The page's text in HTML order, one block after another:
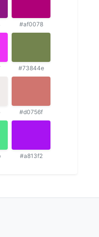
#af0078
#73844e
#d0756f
#a813f2